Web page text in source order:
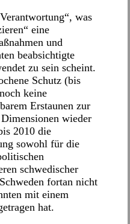
was
eine
und
beabsichtigte
zu sein scheint.
Schutz (bis
keine
Erstaunen zur
wieder
2010 die
sowohl für die
schwedischer
fortan nicht
mit einem
hat.